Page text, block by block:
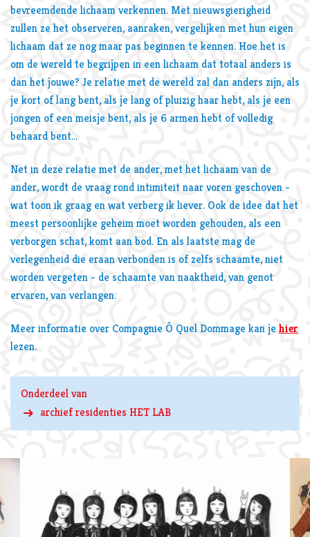
bevreemdende lichaam verkennen. Met nieuwsgierigheid
zullen ze het observeren, aanraken, vergelijken met hun eigen
lichaam dat ze nog maar pas beginnen te kennen. Hoe het is
om de wereld te begrijpen in een lichaam dat totaal anders is
dan het jouwe? Je relatie met de wereld zal dan anders zijn, als
je kort of lang bent, als je lang of pluizig haar hebt, als je een
jongen of een meisje bent, als je 6 armen hebt of volledig
behaard bent…
Net in deze relatie met de ander, met het lichaam van de
ander, wordt de vraag rond intimiteit naar voren geschoven -
wat toon ik graag en wat verberg ik liever. Ook de idee dat het
meest persoonlijke geheim moet worden gehouden, als een
verborgen schat, komt aan bod. En als laatste mag de
verlegenheid die eraan verbonden is of zelfs schaamte, niet
worden vergeten - de schaamte van naaktheid, van genot
ervaren, van verlangen.
Meer informatie over Compagnie Ô Quel Dommage kan je hier
lezen.
Onderdeel van
archief residenties HET LAB
Overslaan